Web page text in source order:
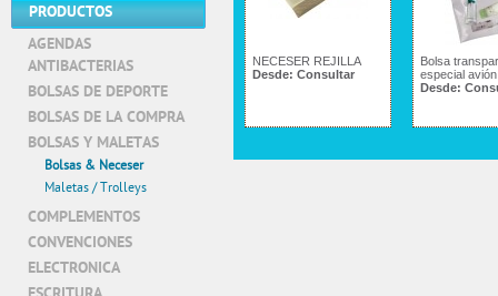
NECESER REJILLA
Desde: Consultar
Bolsa
especial avión
Desde:
PRODUCTOS
AGENDAS
ANTIBACTERIAS
BOLSAS DE DEPORTE
BOLSAS DE LA COMPRA
BOLSAS Y MALETAS
Bolsas & Neceser
Maletas / Trolleys
COMPLEMENTOS
CONVENCIONES
ELECTRONICA